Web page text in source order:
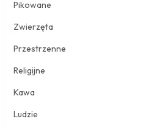
Pikowane
Zwierzęta
Przestrzenne
Religijne
Kawa
Ludzie